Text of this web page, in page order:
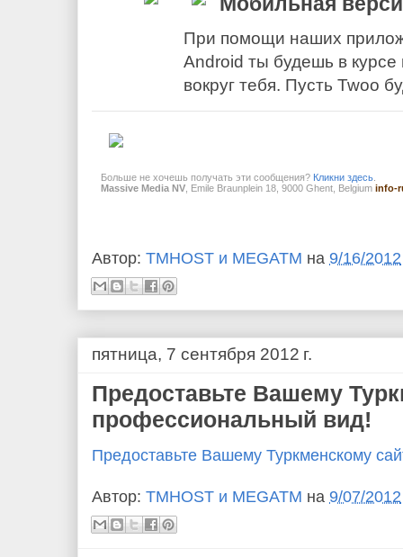
При помощи наших
Android ты будешь в курсе
вокруг тебя. Пусть Twoo
Больше не хочешь получать эти сообщения? Кликни здесь
Massive Media NV , Emile Braunplein 18, 9000 Ghent, Belgium info-
Автор: TMHOST и MEGATM на 9/16/2012
пятница, 7 сентября 2012 г.
Предоставьте Вашему
профессиональный вид!
Предоставьте Вашему Туркменскому
Автор: TMHOST и MEGATM на 9/07/2012